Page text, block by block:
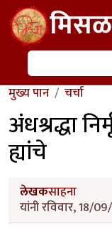
Skip to main content
शोध
मुख्य पान चर्चा
अंधश्रद्धा
ह्यांचे
लेखकसाहना
यांनी रविवार, 18/